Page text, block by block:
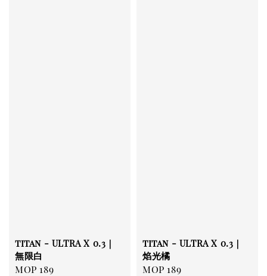
titan - ULTRA X 0.3｜
無限白
Regular
MOP 189
titan - ULTRA X 0.3｜
焰光橘
Regular
MOP 189